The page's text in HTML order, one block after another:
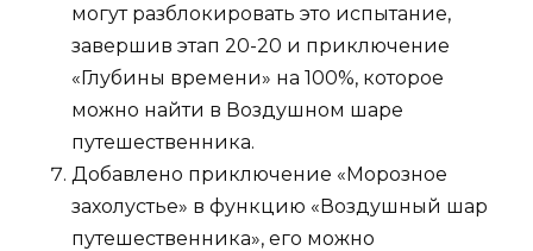
могут разблокировать это испытание,
завершив этап 20-20 и приключение
«Глубины времени» на 100%, которое
можно найти в Воздушном шаре
путешественника.
Добавлено приключение «Морозное
захолустье» в функцию «Воздушный шар
путешественника», его можно